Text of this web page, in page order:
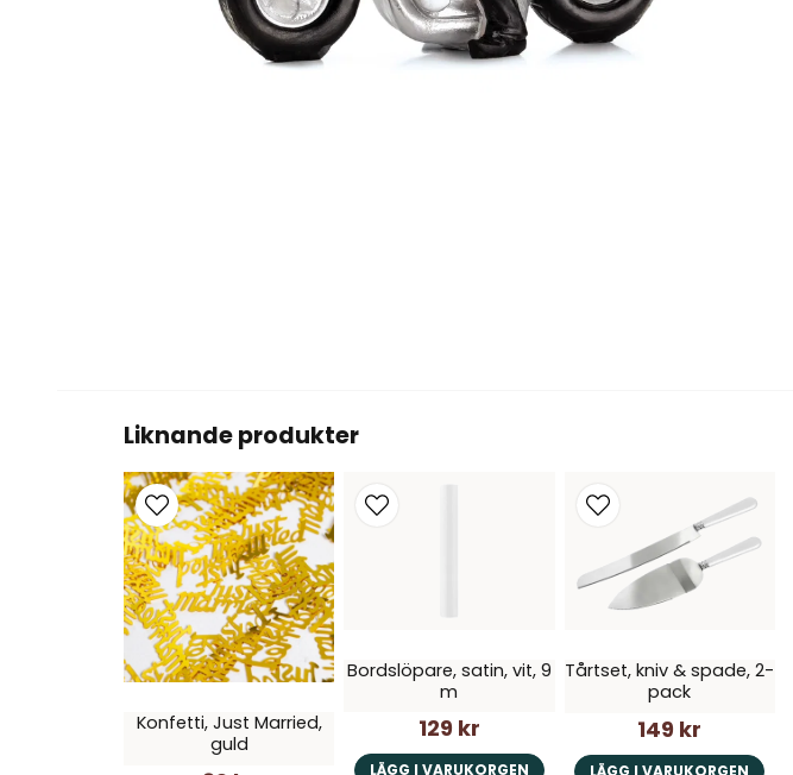
Liknande produkter
Konfetti, Just Married,
guld
Bordslöpare, satin, vit, 9
m
129 kr
LÄGG I VARUKORGEN
Tårtset, kniv & spade, 2-
pack
149 kr
LÄGG I VARUKORGEN